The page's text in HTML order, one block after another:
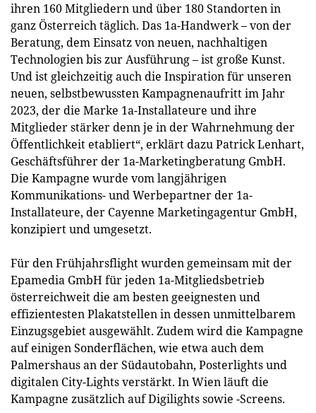
ihren 160 Mitgliedern und über 180 Standorten in
ganz Österreich täglich. Das 1a-Handwerk – von der
Beratung, dem Einsatz von neuen, nachhaltigen
Technologien bis zur Ausführung – ist große Kunst.
Und ist gleichzeitig auch die Inspiration für unseren
neuen, selbstbewussten Kampagnenaufritt im Jahr
2023, der die Marke 1a-Installateure und ihre
Mitglieder stärker denn je in der Wahrnehmung der
Öffentlichkeit etabliert“, erklärt dazu Patrick Lenhart,
Geschäftsführer der 1a-Marketingberatung GmbH.
Die Kampagne wurde vom langjährigen
Kommunikations- und Werbepartner der 1a-
Installateure, der Cayenne Marketingagentur GmbH,
konzipiert und umgesetzt.
Für den Frühjahrsflight wurden gemeinsam mit der
Epamedia GmbH für jeden 1a-Mitgliedsbetrieb
österreichweit die am besten geeignesten und
effizientesten Plakatstellen in dessen unmittelbarem
Einzugsgebiet ausgewählt. Zudem wird die Kampagne
auf einigen Sonderflächen, wie etwa auch dem
Palmershaus an der Südautobahn, Posterlights und
digitalen City-Lights verstärkt. In Wien läuft die
Kampagne zusätzlich auf Digilights sowie -Screens.